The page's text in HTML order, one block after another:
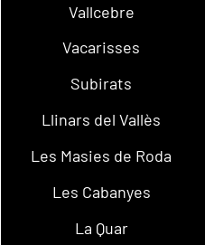
Vallcebre
Vacarisses
Subirats
Llinars del Vallès
Les Masies de Roda
Les Cabanyes
La Quar